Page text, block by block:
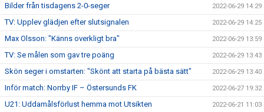
Bilder från tisdagens 2-0-seger 2022-06-29 14:29
TV: Upplev glädjen efter slutsignalen 2022-06-29 14:25
Max Olsson: "Känns overkligt bra" 2022-06-29 13:59
TV: Se målen som gav tre poäng 2022-06-29 13:43
Skön seger i omstarten: "Skönt att starta på bästa sätt" 2022-06-29 13:40
Inför match: Norrby IF – Östersunds FK 2022-06-27 19:32
U21: Uddamålsförlust hemma mot Utsikten 2022-06-21 11:03